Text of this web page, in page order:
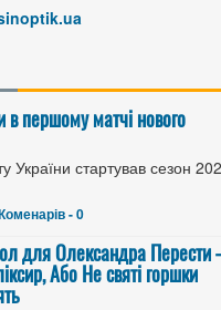
в першому матчі нового
України стартував сезон
- 0
для Олександра
Або Не святі горшки